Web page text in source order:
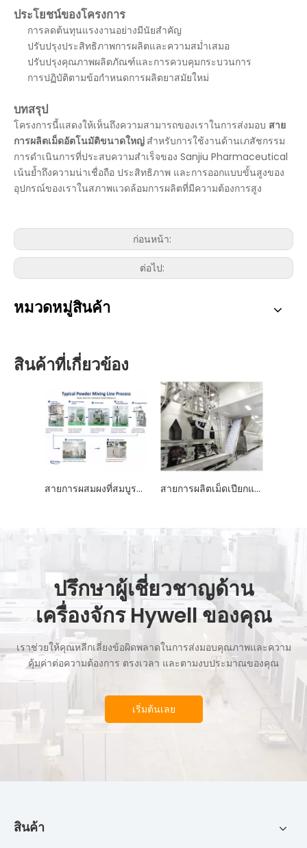
ประโยชน์ของโครงการ
การลดต้นทุนแรงงานอย่างมีนัยสำคัญ
ปรับปรุงประสิทธิภาพการผลิตและความสม่ำเสมอ
ปรับปรุงคุณภาพผลิตภัณฑ์และการควบคุมกระบวนการ
การปฏิบัติตามข้อกำหนดการผลิตยาสมัยใหม่
บทสรุป
โครงการนี้แสดงให้เห็นถึงความสามารถของเราในการส่งมอบ สาย
การผลิตเม็ดอัตโนมัติขนาดใหญ่ สำหรับการใช้งานด้านเภสัชกรรม
การดำเนินการที่ประสบความสำเร็จของ Sanjiu Pharmaceutical
เน้นย้ำถึงความน่าเชื่อถือ ประสิทธิภาพ และการออกแบบขั้นสูงของ
อุปกรณ์ของเราในสภาพแวดล้อมการผลิตที่มีความต้องการสูง
ก่อนหน้า:
ต่อไป:
หมวดหมู่สินค้า
สินค้าที่เกี่ยวข้อง
สายการผสมผงที่สมบูรณ์ | ระบบผสมผงอัตโนมัติ สายการผลิตเม็ดเปียกแบบต่อเนื่อง GMP
ปรึกษาผู้เชี่ยวชาญด้าน
เครื่องจักร Hywell ของคุณ
เราช่วยให้คุณหลีกเลี่ยงข้อผิดพลาดในการส่งมอบคุณภาพและความ
คุ้มค่าต่อความต้องการ ตรงเวลา และตามงบประมาณของคุณ
เริ่มต้นเลย
สินค้า